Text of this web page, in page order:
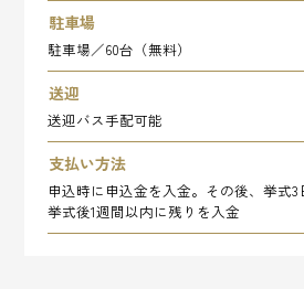
駐車場
駐車場／60台（無料）
送迎
送迎バス手配可能
支払い方法
申込時に申込金を入金。その後、挙式3
挙式後1週間以内に残りを入金